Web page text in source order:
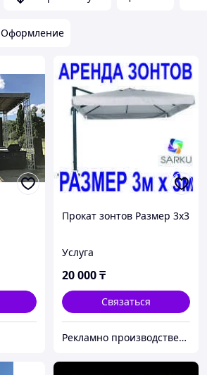
Оформление
Прокат зонтов Размер 3х3
Услуга
20 000₸
Связаться
Рекламно производственная компания "SARKU"